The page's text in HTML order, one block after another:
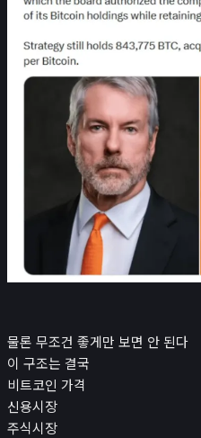
물론 무조건 좋게만 보면 안 된다
이 구조는 결국
비트코인 가격
신용시장
주식시장